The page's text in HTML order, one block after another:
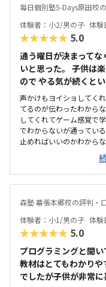
たが、考える力を引き出
えてもらい、上手に出来
ようです。褒めてくれる
です。
毎日個別塾5-Days原田校
体験者：小2/男の子 体験
★★★★★ 5.0
通う曜日が決まって
いと思った。 子供は
ので やる気が続くとい
声かけもヨイショしてく
てるのが伝わったわから
してくれてゲーム感覚で
でわからないが通ってい
止めればいいのかわから
った。仕切りがあって一
高いと思うが許容範囲だ
金も上がるが）もいいと
森塾 幕張本郷校の評判・
体験者：小1/男の子 体験
★★★★★ 5.0
プログラミングと聞い
教材はとてもわかり
でしたが子供が非常に